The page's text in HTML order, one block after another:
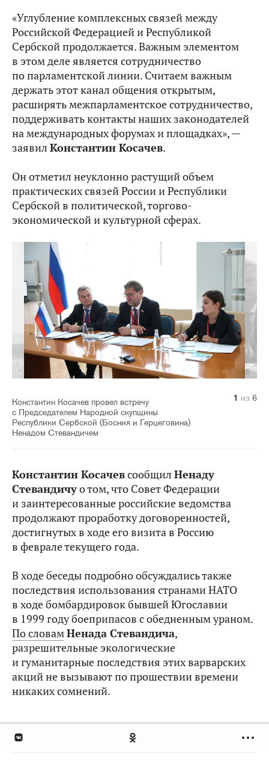
«Углубление комплексных связей между
Российской Федерацией и Республикой
Сербской продолжается. Важным элементом
в этом деле является сотрудничество
по парламентской линии. Считаем важным
держать этот канал общения открытым,
расширять межпарламентское сотрудничество,
поддерживать контакты наших законодателей
на международных форумах и площадках», —
заявил Константин Косачев.
Он отметил неуклонно растущий объем
практических связей России и Республики
Сербской в политической, торгово-
экономической и культурной сферах.
Константин Косачев провел встречу
с Председателем Народной скупщины
Республики Сербской (Босния и Герцеговина)
Ненадом Стевандичем
1 из 6
2 из 6
3 из 6
4 из 6
5 из 6
6 из 6
Константин Косачевсообщил Ненаду
Стевандичуо том, что Совет Федерации
и заинтересованные российские ведомства
продолжают проработку договоренностей,
достигнутых в ходе его визита в Россию
в феврале текущего года.
В ходе беседы подробно обсуждались также
последствия использования странами НАТО
в ходе бомбардировок бывшей Югославии
в 1999 году боеприпасов с обедненным ураном.
По словамНенада Стевандича,
разрешительные экологические
и гуманитарные последствия этих варварских
акций не вызывают по прошествии времени
никаких сомнений.